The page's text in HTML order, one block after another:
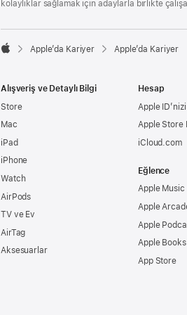
kolaylıklar sağlamak için adaylarla birlikte

Apple’da Kariyer Apple’da Kariyer
Alışveriş ve Detaylı Bilgi
Store
Mac
iPad
iPhone
Watch
AirPods
TV ve Ev
AirTag
Aksesuarlar
Hesap
Apple
Apple Store
iCloud.com
Eğlence
Apple Music
Apple
Apple
Apple Books
App Store